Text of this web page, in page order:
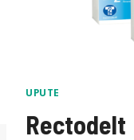
UPUTE
Rectodelt